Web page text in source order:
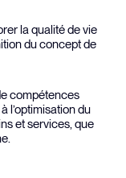
la qualité de vie
du concept de
compétences
l’optimisation du
et services, que